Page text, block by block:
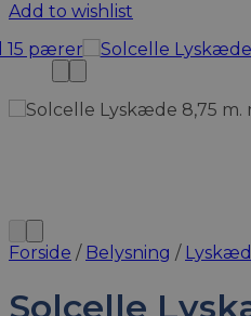
Add to wishlist
Forside / Belysning /
Solcelle